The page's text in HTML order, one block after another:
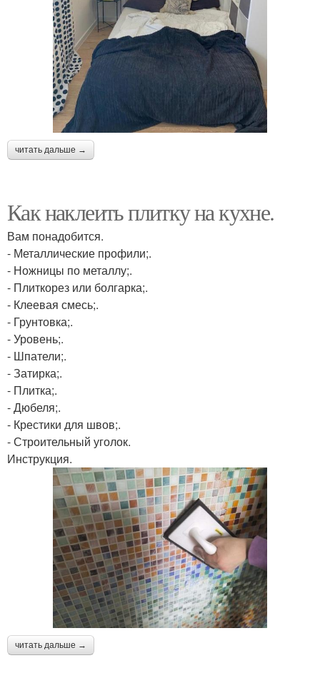
читать дальше →
Как наклеить плитку на кухне.
Вам понадобится.
- Металлические профили;.
- Ножницы по металлу;.
- Плиткорез или болгарка;.
- Клеевая смесь;.
- Грунтовка;.
- Уровень;.
- Шпатели;.
- Затирка;.
- Плитка;.
- Дюбеля;.
- Крестики для швов;.
- Строительный уголок.
Инструкция.
читать дальше →